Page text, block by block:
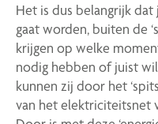
Het is dus belangrijk
gaat worden, buiten de
krijgen op welke
nodig hebben of juist
kunnen zij door het
van het elektriciteitsnet